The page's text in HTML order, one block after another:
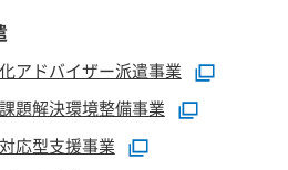
アドバイザー派遣事業
題解決環境整備事業
応型支援事業